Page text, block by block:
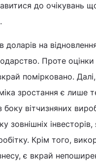
до очікувань
доларів на
Проте оцінки
помірковано.
зростання є лише
боку вітчизняних
зовнішніх інвесторів,
Крім того,
є вкрай